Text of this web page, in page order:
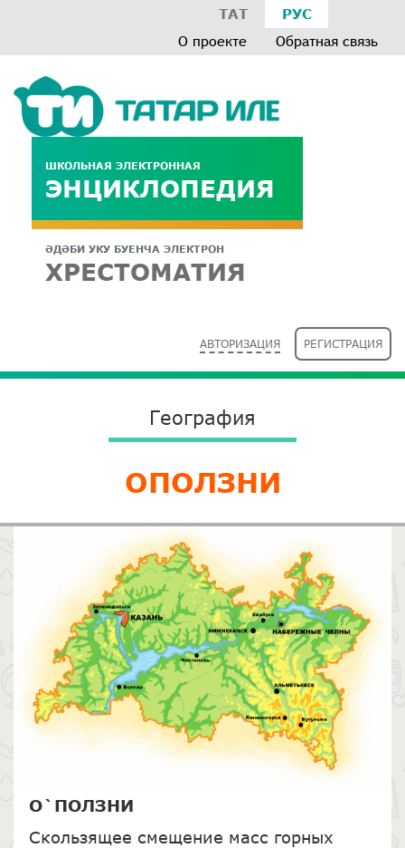
ТАТ РУС
О проекте Обратная связь
ШКОЛЬНАЯ ЭЛЕКТРОННАЯ
ЭНЦИКЛОПЕДИЯ
ӘДӘБИ УКУ БУЕНЧА ЭЛЕКТРОН
ХРЕСТОМАТИЯ
АВТОРИЗАЦИЯ РЕГИСТРАЦИЯ
География
ОПОЛЗНИ
О`ПОЛЗНИ
Скользящее смещение масс горных